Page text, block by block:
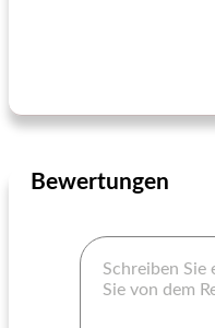
Bewertungen